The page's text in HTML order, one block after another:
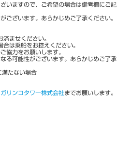
いますので、ご希望の場合は備考欄にご記
ございます。あらかじめご了承ください。
ませください。
は乗船をお控えください。
協力をお願いします。
る可能性がございます。あらかじめご了承
満たない場合
リンコタワー株式会社までお願いします。